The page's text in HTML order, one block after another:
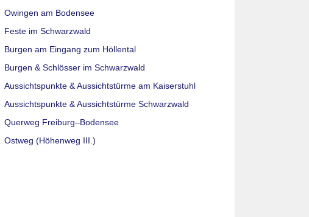
Owingen am Bodensee
Feste im Schwarzwald
Burgen am Eingang zum Höllental
Burgen & Schlösser im Schwarzwald
Aussichtspunkte & Aussichtstürme am Kaiserstuhl
Aussichtspunkte & Aussichtstürme Schwarzwald
Querweg Freiburg–Bodensee
Ostweg (Höhenweg III.)